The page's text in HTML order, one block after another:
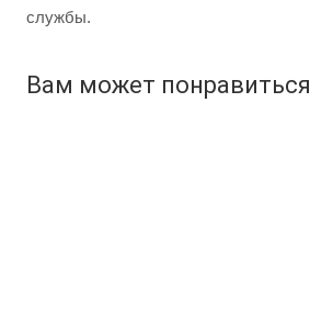
службы.
Вам может понравиться